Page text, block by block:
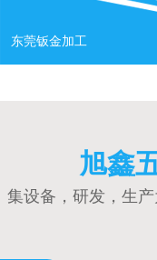
东莞钣金加工
旭鑫
集设备，研发，生